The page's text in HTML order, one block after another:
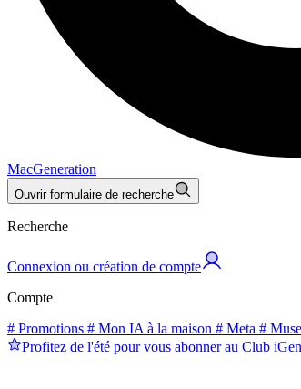
MacGeneration
Ouvrir formulaire de recherche
Recherche
Connexion ou création de compte
Compte
# Promotions # Mon IA à la maison # Meta #
Profitez de l'été pour vous abonner au Club